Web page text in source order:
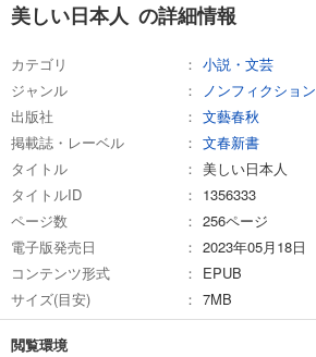
美しい日本人 の詳細情報
カテゴリ
小説・文芸
ジャンル
ノンフィクション
出版社
文藝春秋
掲載誌・レーベル
文春新書
タイトル
美しい日本人
タイトルID
1356333
ページ数
256ページ
電子版発売日
2023年05月18日
コンテンツ形式
EPUB
サイズ(目安)
7MB
閲覧環境